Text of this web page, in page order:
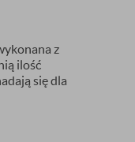
z
ilość
się dla